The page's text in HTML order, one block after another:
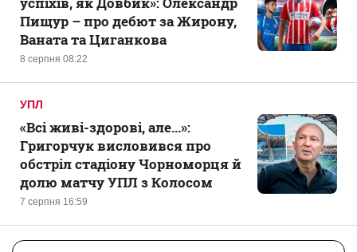
8 серпня 08:22
Пищур – про дебют за Жирону,
Ваната та Циганкова
УПЛ
7 серпня 16:59
«Всі живі-здорові, але...»:
Григорчук висловився про
обстріл стадіону Чорноморця й
долю матчу УПЛ з Колосом